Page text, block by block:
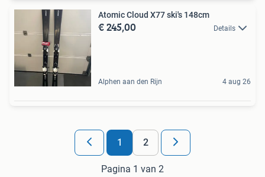
Atomic Cloud X77 ski's 148cm
€ 245,00 Details
Alphen aan den Rijn 4 aug 26
1 2
Pagina 1 van 2